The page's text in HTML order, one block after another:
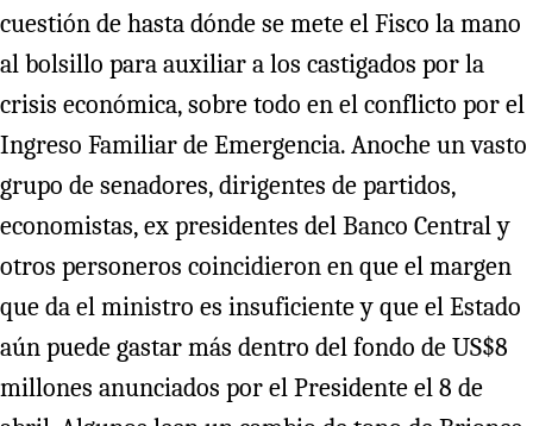
cuestión de hasta dónde se mete el Fisco la mano
al bolsillo para auxiliar a los castigados por la
crisis económica, sobre todo en el conflicto por el
Ingreso Familiar de Emergencia. Anoche un vasto
grupo de senadores, dirigentes de partidos,
economistas, ex presidentes del Banco Central y
otros personeros coincidieron en que el margen
que da el ministro es insuficiente y que el Estado
aún puede gastar más dentro del fondo de US$8
millones anunciados por el Presidente el 8 de